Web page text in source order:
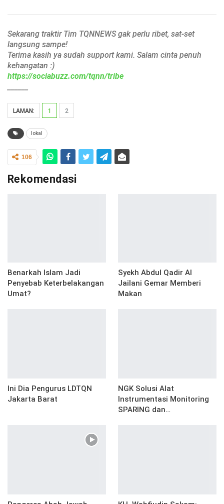
Sekarang traktir Tim TQNNEWS gak perlu ribet, sat-set
langsung sampe!
Terima kasih ya sudah support kami. Salam cinta penuh
kehangatan :)
https://sociabuzz.com/tqnn/tribe
LAMAN: 1 2
lokal
106
Rekomendasi
Benarkah Islam Jadi
Penyebab Keterbelakangan
Umat?
Syekh Abdul Qadir Al
Jailani Gemar Memberi
Makan
Ini Dia Pengurus LDTQN
Jakarta Barat
NGK Solusi Alat
Instrumentasi Monitoring
SPARING dan…